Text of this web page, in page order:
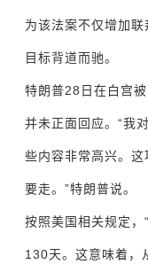
为该法案不仅增加联
目标背道而驰。
特朗普28日在白宫
并未正面回应。“我
些内容非常高兴。
要走。”特朗普说。
按照美国相关规定，
130天。这意味着，